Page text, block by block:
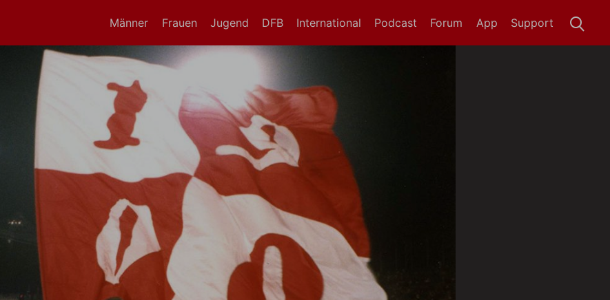
Männer Frauen Jugend DFB International Support
App
Forum
Podcast